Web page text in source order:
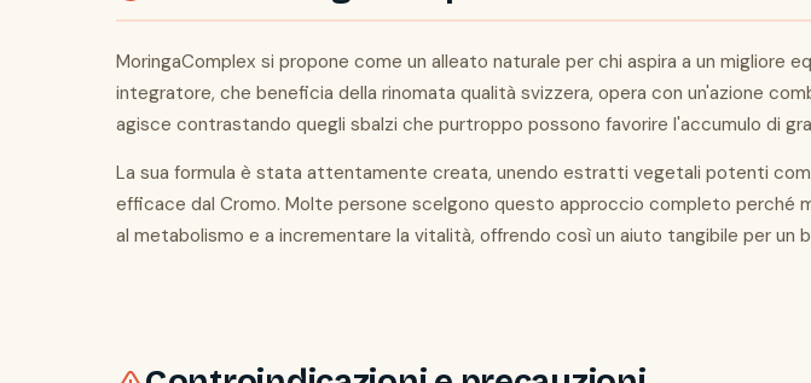
MoringaComplex si propone come un alleato naturale per chi aspira a un migliore
integratore, che beneficia della rinomata qualità svizzera, opera con un'azione
agisce contrastando quegli sbalzi che purtroppo possono favorire l'accumulo di
La sua formula è stata attentamente creata, unendo estratti vegetali potenti
efficace dal Cromo. Molte persone scelgono questo approccio completo perché
al metabolismo e a incrementare la vitalità, offrendo così un aiuto tangibile per un